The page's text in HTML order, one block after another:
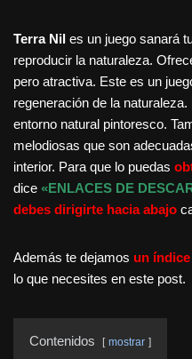
Terra Nil es un juego sanará
reproducir la naturaleza.
pero atractiva. Este es un
regeneración de la
entorno natural pintoresco.
melodiosas que son
interior. Para que lo puedas
dice «ENLACES DE
debes dirigirte hacia abajo
Además te dejamos un índice
lo que necesites en este post.
Contenidos mostrar